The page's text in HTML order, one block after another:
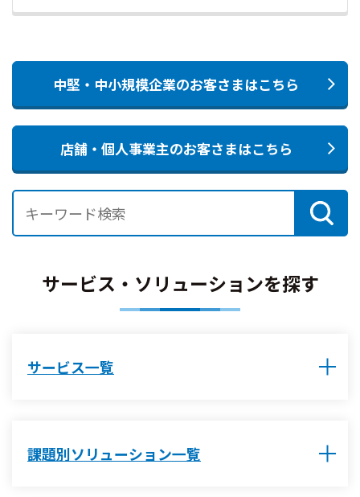
中堅・中小規模企業のお客さまはこちら
店舗・個人事業主のお客さまはこちら
サービス・ソリューションを探す
サービス一覧
課題別ソリューション一覧